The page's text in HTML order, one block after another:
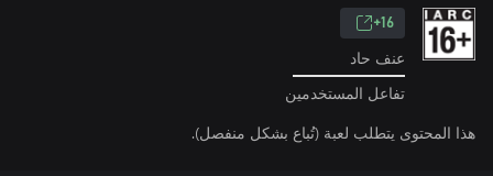
16+
عنف حاد
تفاعل المستخدمين
هذا المحتوى يتطلب لعبة (تُباع بشكل منفصل).